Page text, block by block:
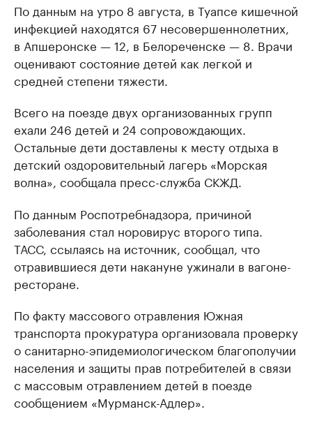
По данным на утро 8 августа, в Туапсе кишечной
инфекцией находятся 67 несовершеннолетних,
в Апшеронске — 12, в Белореченске — 8. Врачи
оценивают состояние детей как легкой и
средней степени тяжести.
Всего на поезде двух организованных групп
ехали 246 детей и 24 сопровождающих.
Остальные дети доставлены к месту отдыха в
детский оздоровительный лагерь «Морская
волна», сообщала пресс-служба СКЖД.
По данным Роспотребнадзора, причиной
заболевания стал норовирус второго типа.
ТАСС, ссылаясь на источник, сообщал, что
отравившиеся дети накануне ужинали в вагоне-
ресторане.
По факту массового отравления Южная
транспорта прокуратура организовала проверку
о санитарно-эпидемиологическом благополучии
населения и защиты прав потребителей в связи
с массовым отравлением детей в поезде
сообщением «Мурманск-Адлер».